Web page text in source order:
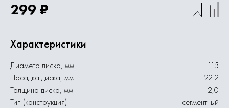
299 ₽
Характеристики
Диаметр диска, мм
115
Посадка диска, мм
22.2
Толщина диска, мм
2,0
Тип (конструкция)
сегментный